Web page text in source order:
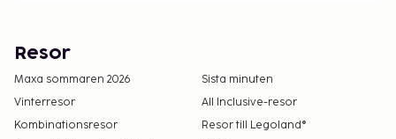
Resor
Maxa sommaren 2026
Sista minuten
Vinterresor
All Inclusive-resor
Kombinationsresor
Resor till Legoland®